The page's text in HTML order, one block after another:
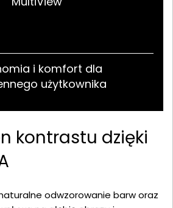
i komfort dla
użytkownika
kontrastu dzięki
odwzorowanie barw oraz